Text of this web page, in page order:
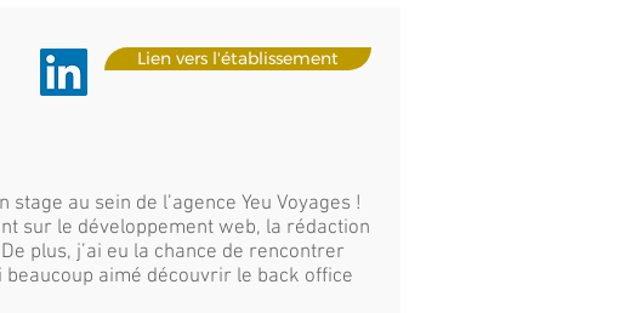
Lien vers l'établissement
au sein de l’agence Yeu Voyages !
sur le développement web, la rédaction
plus, j’ai eu la chance de rencontrer
aimé découvrir le back office